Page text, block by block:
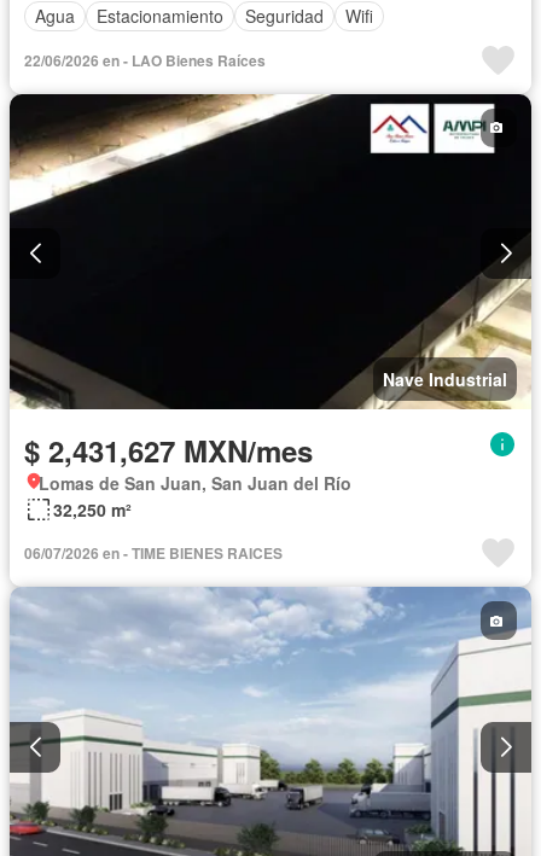
Agua
Estacionamiento Seguridad Wifi
22/06/2026 en - LAO Bienes Raíces
Nave Industrial
$ 2,431,627 MXN/mes
Lomas de San Juan, San Juan del Río
32,250 m²
06/07/2026 en - TIME BIENES RAICES